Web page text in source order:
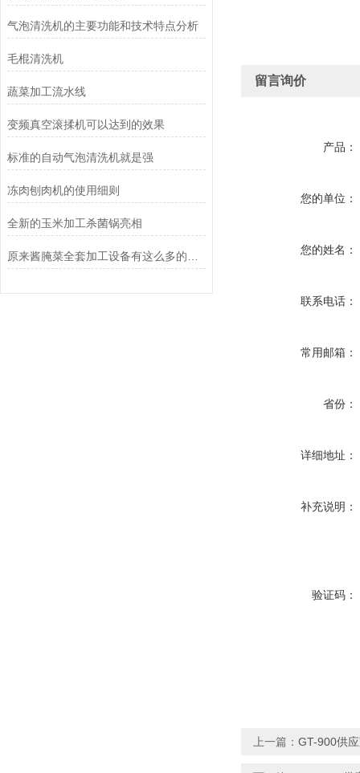
气泡清洗机的主要功能和技术特点分析
毛棍清洗机
蔬菜加工流水线
变频真空滚揉机可以达到的效果
标准的自动气泡清洗机就是强
冻肉刨肉机的使用细则
全新的玉米加工杀菌锅亮相
留言询价
产品：
您的单位：
您的姓名：
联系电话：
常用邮箱：
省份：
详细地址：
补充说明：
验证码：
上一篇： GT-900供